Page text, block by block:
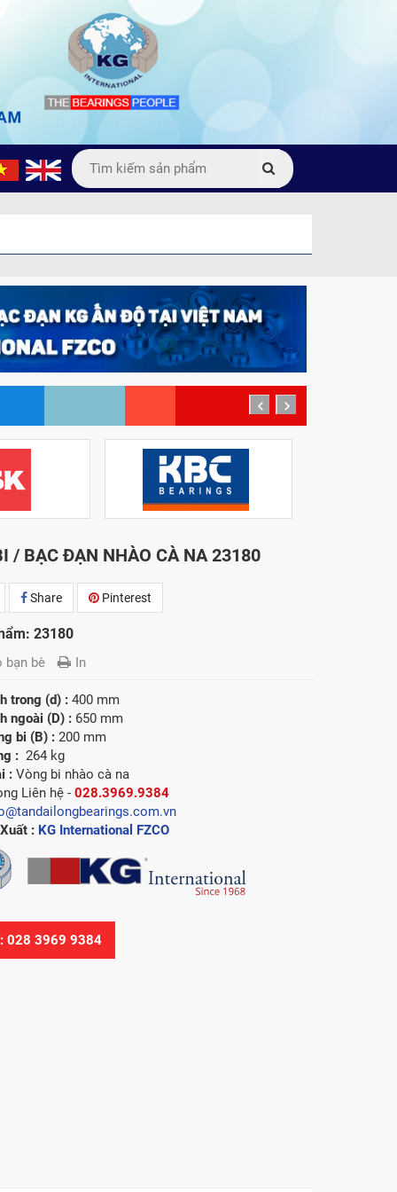
prev next
/ BẠC ĐẠN NHÀO CÀ NA 23180
Share Pinterest
23180
bạn bè In
trong (d) : 400 mm
ngoài (D) : 650 mm
bi (B) : 200 mm
: 264 kg
:Vòng bi nhào cà na
Liên hệ -028.3969.9384
: KG International FZCO
028 3969 9384